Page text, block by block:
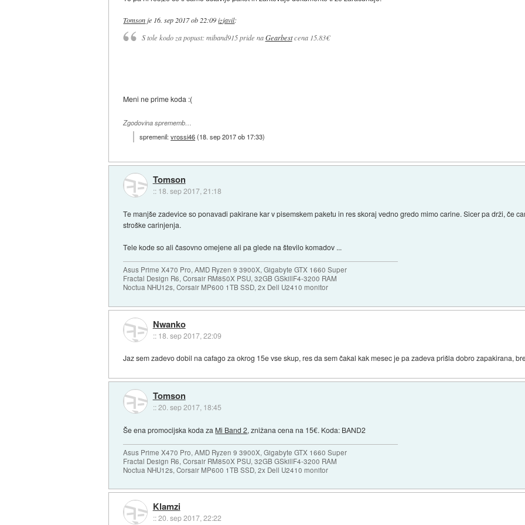
Tomson je 16. sep 2017 ob 22:09 izjavil:
S tole kodo za popust: miband915 pride naGearbestcena 15.83€
Meni ne prime koda :(
Zgodovina sprememb…
spremenil:vrossi46(18. sep 2017 ob 17:33)
Tomson
:: 18. sep 2017, 21:18
Te manjše zadevice so ponavadi pakirane kar v pisemskem paketu in res skoraj vedno gredo mimo carine. Sicer pa drži, če
stroške carinjenja.
Tele kode so ali časovno omejene ali pa glede na število komadov ...
Asus Prime X470 Pro, AMD Ryzen 9 3900X, Gigabyte GTX 1660 Super
Fractal Design R6, Corsair RM850X PSU, 32GB GSkillF4-3200 RAM
Noctua NHU12s, Corsair MP600 1TB SSD, 2x Dell U2410 monitor
Nwanko
:: 18. sep 2017, 22:09
Jaz sem zadevo dobil na cafago za okrog 15e vse skup, res da sem čakal kak mesec je pa zadeva prišla dobro zapakirana,
Tomson
::20. sep 2017, 18:45
Še ena promocijska koda za Mi Band 2, znižana cena na 15€. Koda: BAND2
Asus Prime X470 Pro, AMD Ryzen 9 3900X, Gigabyte GTX 1660 Super
Fractal Design R6, Corsair RM850X PSU, 32GB GSkillF4-3200 RAM
Noctua NHU12s, Corsair MP600 1TB SSD, 2x Dell U2410 monitor
Klamzi
::20. sep 2017, 22:22